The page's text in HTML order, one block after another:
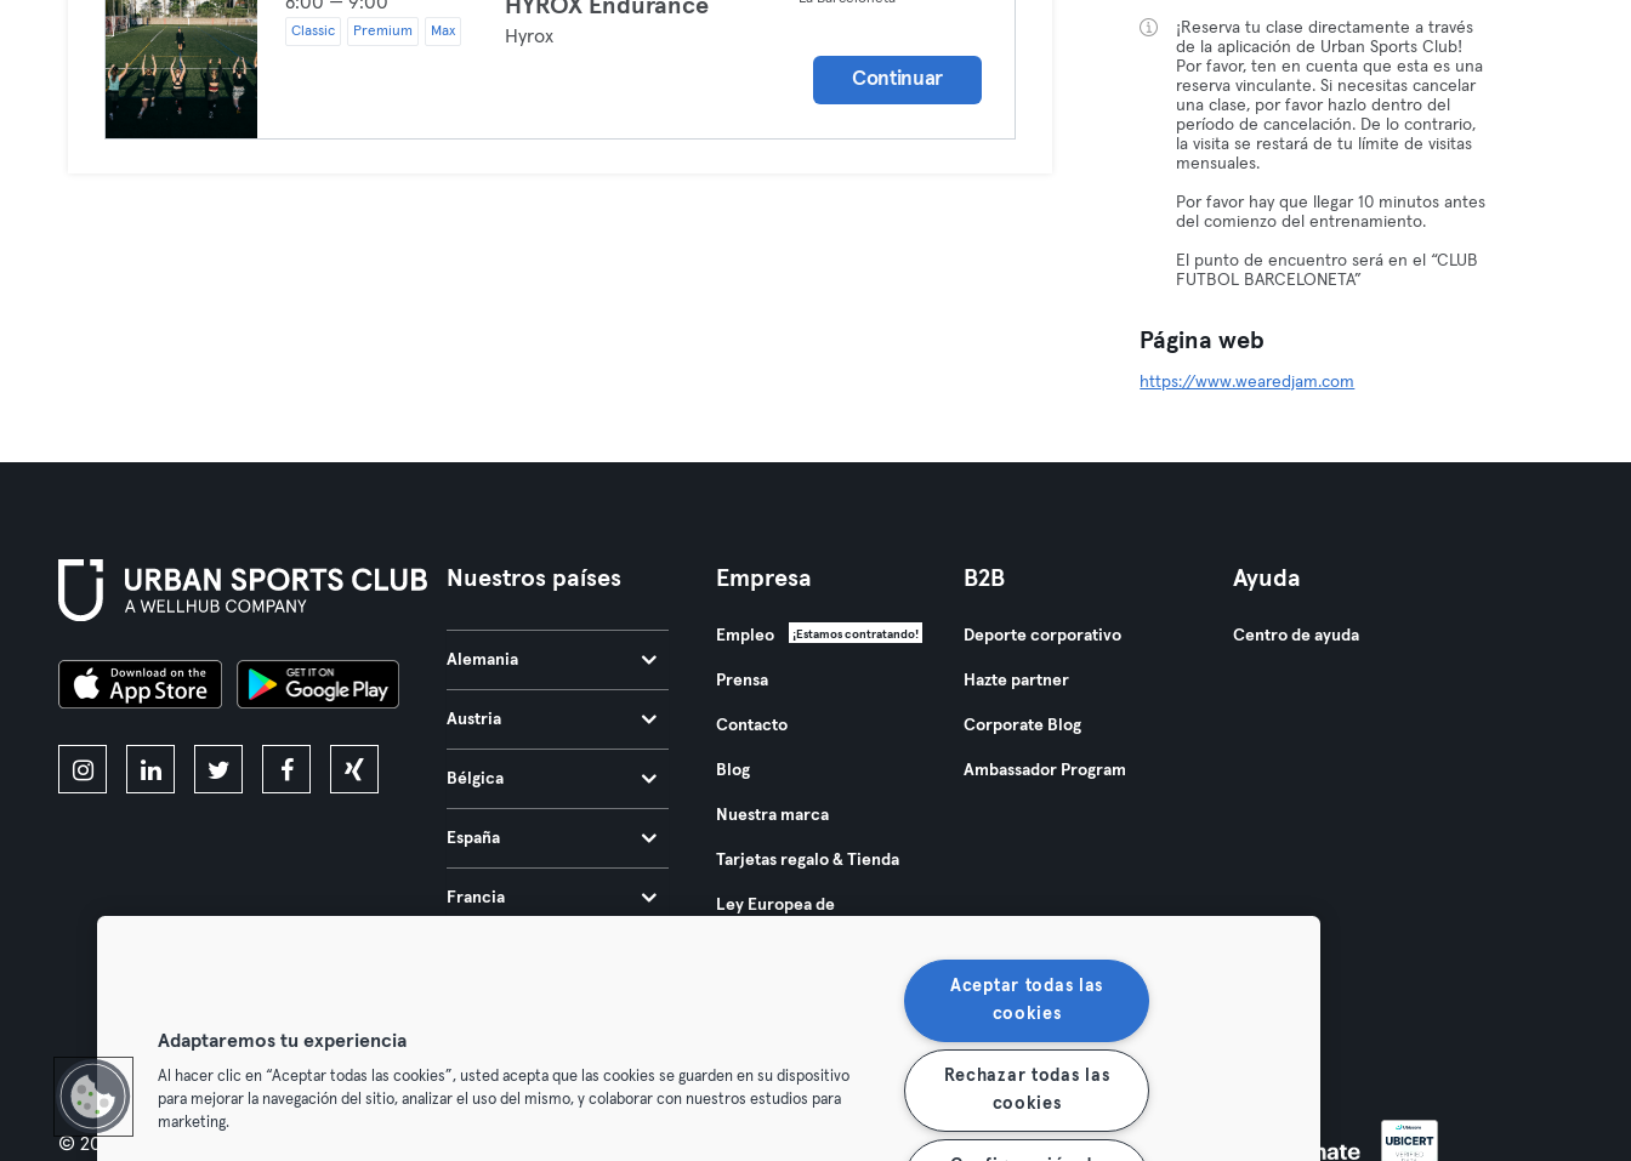
Classic Premium Max
HYROX Endurance
Hyrox
Continuar
¡Reserva tu clase directamente a través
de la aplicación de Urban Sports Club!
Por favor, ten en cuenta que esta es una
reserva vinculante. Si necesitas cancelar
una clase, por favor hazlo dentro del
período de cancelación. De lo contrario,
la visita se restará de tu límite de visitas
mensuales.
Por favor hay que llegar 10 minutos antes
del comienzo del entrenamiento.
El punto de encuentro será en el “CLUB
FUTBOL BARCELONETA”
Página web
https://www.wearedjam.com
Nuestros países
Alemania
Austria
Bélgica
España
Francia
Empresa
Empleo ¡Estamos contratando!
Prensa
Contacto
Blog
Nuestra marca
Tarjetas regalo & Tienda
Ley Europea de
B2B
Deporte corporativo
Hazte partner
Corporate Blog
Ambassador Program
Ayuda
Centro de ayuda
© 2026 Urban Sports Group GmbH. All rights reserved. Rescindir contratos aquí
Adaptaremos tu experiencia
Al hacer clic en “Aceptar todas las cookies”, usted acepta que las cookies se guarden en su dispositivo
para mejorar la navegación del sitio, analizar el uso del mismo, y colaborar con nuestros estudios para
marketing.
Aceptar todas las
cookies
Rechazar todas las
cookies